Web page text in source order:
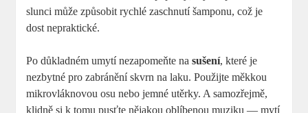
‍slunci ⁤může způsobit rychlé zaschnutí⁢ šamponu, ​což je
dost nepraktické.
Po důkladném umytí nezapomeňte nasušení, které je
⁢nezbytné pro zabránění skvrn na​ laku. Použijte měkkou
mikrovláknovou osu nebo jemné utěrky. A samozřejmě,⁣
klidně si k tomu pusťte nějakou oblíbenou muziku — mytí